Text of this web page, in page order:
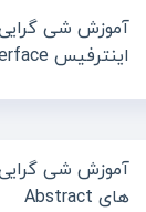
اینترفیس interface
های Abstract